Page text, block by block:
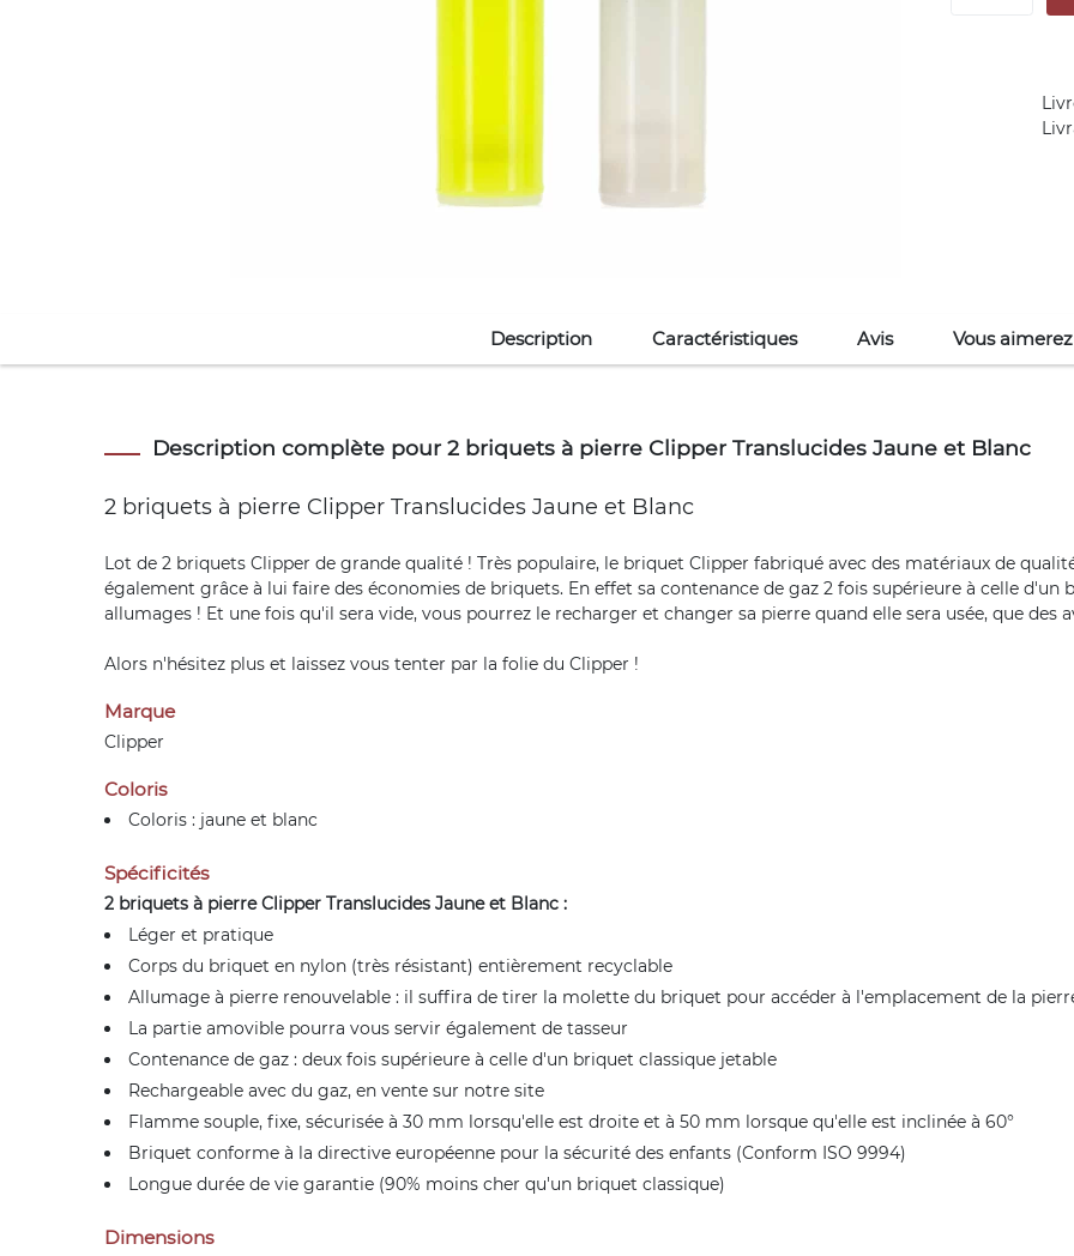
Description Caractéristiques Avis Vous
Description complète pour 2 briquets à pierre Clipper Translucides Jaune et Blanc
2 briquets à pierre Clipper Translucides Jaune et Blanc
Lot de 2 briquets Clipper de grande qualité ! Très populaire, le briquet Clipper fabriqué avec des matériaux de
également grâce à lui faire des économies de briquets. En effet sa contenance de gaz 2 fois supérieure à celle
allumages ! Et une fois qu'il sera vide, vous pourrez le recharger et changer sa pierre quand elle sera usée, que des
Alors n'hésitez plus et laissez vous tenter par la folie du Clipper !
Marque
Clipper
Coloris
Coloris : jaune et blanc
Spécificités
2 briquets à pierre Clipper Translucides Jaune et Blanc :
Léger et pratique
Corps du briquet en nylon (très résistant) entièrement recyclable
Allumage à pierre renouvelable : il suffira de tirer la molette du briquet pour accéder à l'emplacement de la
La partie amovible pourra vous servir également de tasseur
Contenance de gaz : deux fois supérieure à celle d'un briquet classique jetable
Rechargeable avec du gaz, en vente sur notre site
Flamme souple, fixe, sécurisée à 30 mm lorsqu'elle est droite et à 50 mm lorsque qu'elle est inclinée à 60°
Briquet conforme à la directive européenne pour la sécurité des enfants (Conform ISO 9994)
Longue durée de vie garantie (90% moins cher qu'un briquet classique)
Dimensions